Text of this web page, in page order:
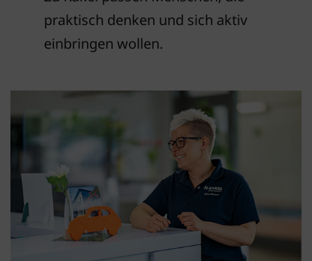
praktisch denken und sich aktiv
einbringen wollen.